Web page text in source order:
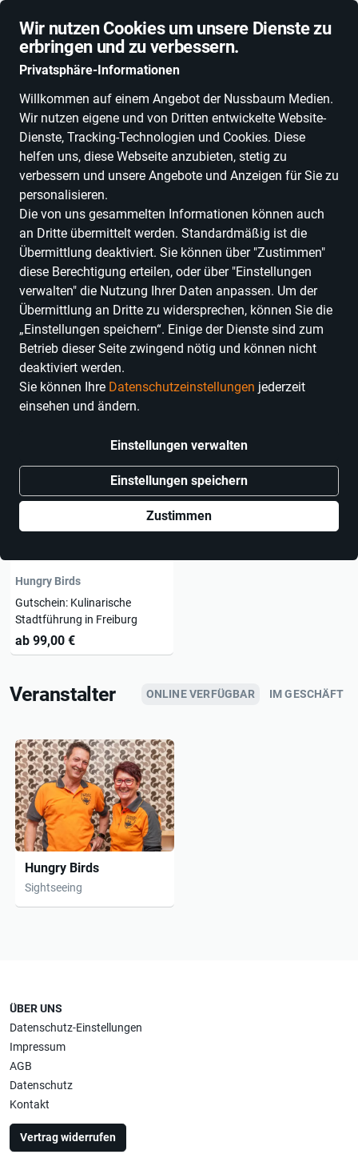
Wir nutzen Cookies um unsere Dienste zu
erbringen und zu verbessern.
Privatsphäre-Informationen
Willkommen auf einem Angebot der Nussbaum Medien.
Wir nutzen eigene und von Dritten entwickelte Website-
Dienste, Tracking-Technologien und Cookies. Diese
helfen uns, diese Webseite anzubieten, stetig zu
verbessern und unsere Angebote und Anzeigen für Sie zu
personalisieren.
Die von uns gesammelten Informationen können auch
an Dritte übermittelt werden. Standardmäßig ist die
Übermittlung deaktiviert. Sie können über "Zustimmen"
diese Berechtigung erteilen, oder über "Einstellungen
verwalten" die Nutzung Ihrer Daten anpassen. Um der
Übermittlung an Dritte zu widersprechen, können Sie die
„Einstellungen speichern“. Einige der Dienste sind zum
Betrieb dieser Seite zwingend nötig und können nicht
deaktiviert werden.
Sie können Ihre Datenschutzeinstellungen jederzeit
einsehen und ändern.
Einstellungen verwalten
Einstellungen speichern
Zustimmen
NEUHEITEN DEALS ESSEN & TRINKEN FLIEGEN & FALLEN
Hungry Birds
Alle Erlebnisse
ALLE FILTER
1 Erlebnis
Hungry Birds
Gutschein: Kulinarische
Stadtführung in Freiburg
ab 99,00 €
Veranstalter ONLINE VERFÜGBAR IM GESCHÄFT
Hungry Birds
Sightseeing
ÜBER UNS
Datenschutz-Einstellungen
Impressum
AGB
Datenschutz
Kontakt
Vertrag widerrufen